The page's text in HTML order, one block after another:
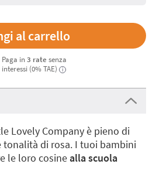
Paga in 3 rate senza
interessi (0% TAE)
i
Lovely Company è pieno di
di rosa. I tuoi bambini
le loro cosinealla scuola